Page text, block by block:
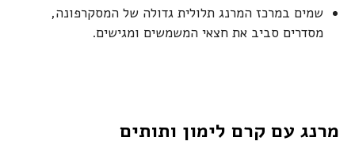
שמים במרכז המרנג תלולית גדולה של המסקרפונה,
מסדרים סביב את חצאי המשמשים ומגישים.
מרנג עם קרם לימון ותותים